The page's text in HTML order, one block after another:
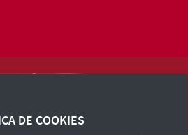
Condições e Política de Privacidade
de Acessibilidade
DE COOKIES